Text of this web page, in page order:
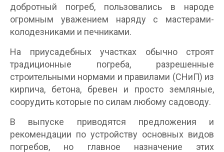
добротный погреб, пользовались в народе
огромным уважением наряду с мастерами-
колодезниками и печниками.
На приусадебных участках обычно строят
традиционные погреба, разрешенные
строительными нормами и правилами (СНиП) из
кирпича, бетона, бревен и просто земляные,
соорудить которые по силам любому садоводу.
В выпуске приводятся предложения и
рекомендации по устройству основных видов
погребов, но главное назначение этих